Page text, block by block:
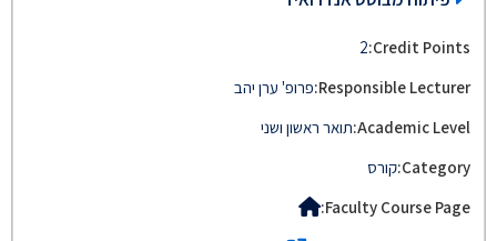
2
פרופ' ערן יהב
תואר ראשון ושני
קורס